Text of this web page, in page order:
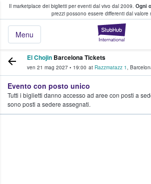
Il marketplace dei biglietti per eventi dal vivo dal 2009. Ogni
prezzi possono essere differenti dal valore
Menu
fan comprano e vendono
El Chojin Barcelona Tickets
ven 21 mag 2027 • 19:00 at Razzmatazz 1,
Evento con posto unico
Tutti i biglietti danno accesso ad aree con posti a
sono posti a sedere assegnati.